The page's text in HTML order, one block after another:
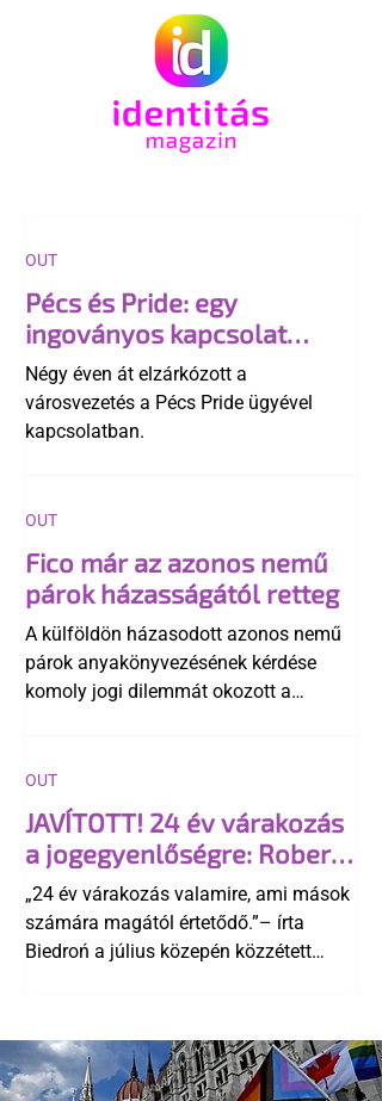
Pécs és Pride: egy
ingoványos kapcsolat
története
Négy éven át elzárkózott a
városvezetés a Pécs Pride ügyével
kapcsolatban.
OUT
Fico már az azonos nemű
párok házasságától retteg
A külföldön házasodott azonos nemű
párok anyakönyvezésének kérdése
komoly jogi dilemmát okozott a
egyértelműen tiltja a házasságuk
elismerését. Közben az ellenzéken belül
is vita robbant ki arról, hogy vissza
kellene-e vonni a kormány konzervatív
alkotmánymódosítását
OUT
JAVÍTOTT! 24 év várakozás
a jogegyenlőségre: Robert
Biedroń megindító üzenete
a lengyel bejegyzett
élettársi kapcsolatokért
„24 év várakozás valamire, ami mások
számára magától értetődő.”– írta
Biedroń a július közepén közzétett
OUT